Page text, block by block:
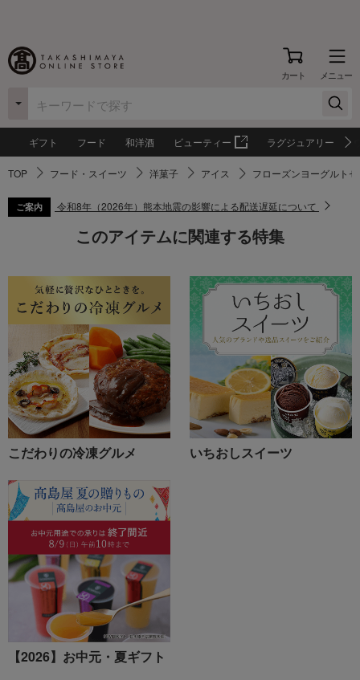
カート メニュー
ギフト フード 和洋酒 ビューティー ラグジュアリー
TOP フード・スイーツ 洋菓子 アイス フローズンヨーグルト
ご案内 令和8年（2026年）熊本地震の影響による配送遅延について
このアイテムに関連する特集
こだわりの冷凍グルメ いちおしスイーツ
【2026】お中元・夏ギフト